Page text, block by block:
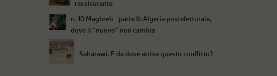
rassicurante
n. 10 Maghreb - parte II: Algeria postelettorale,
dove il “nuovo” non cambia
Saharawi. E da dove arriva questo conflitto?